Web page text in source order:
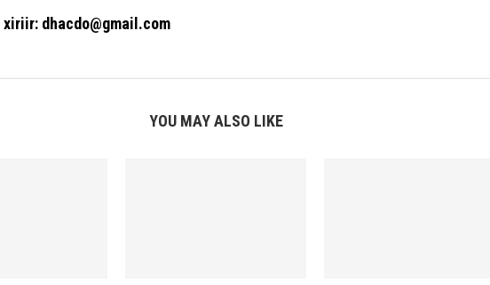
xiriir: dhacdo@gmail.com
YOU MAY ALSO LIKE